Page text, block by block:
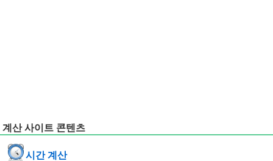
계산 사이트 콘텐츠
시간 계산